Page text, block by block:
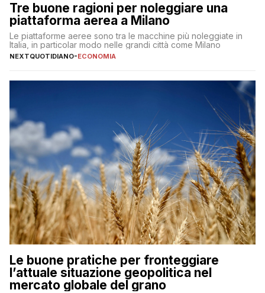
Tre buone ragioni per noleggiare una
piattaforma aerea a Milano
Le piattaforme aeree sono tra le macchine più noleggiate in
Italia, in particolar modo nelle grandi città come Milano
NEXTQUOTIDIANO-ECONOMIA
Le buone pratiche per fronteggiare
l’attuale situazione geopolitica nel
mercato globale del grano